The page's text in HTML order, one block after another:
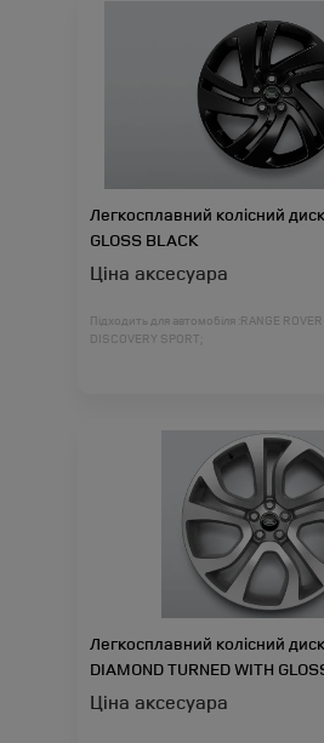
Легкосплавний колісний
GLOSS BLACK
Ціна аксесуара
Підходить для автомобіля : RANGE ROVER
DISCOVERY SPORT;
Легкосплавний колісний
DIAMOND TURNED WITH
CONTRAST
Ціна аксесуара